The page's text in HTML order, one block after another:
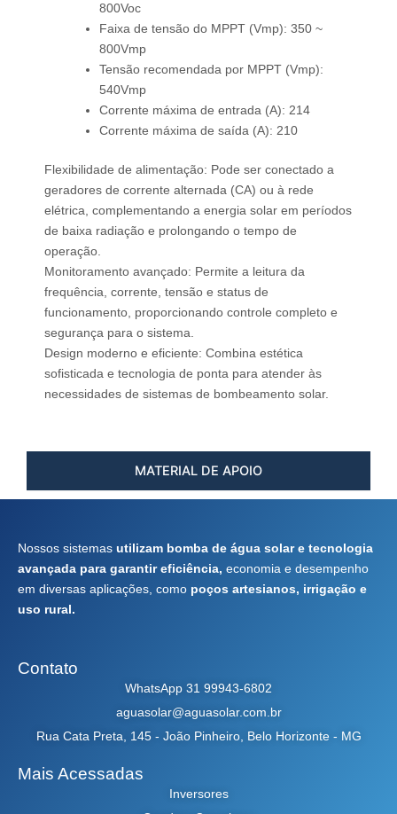
MATERIAL DE APOIO
800Voc
Faixa de tensão do MPPT (Vmp): 350 ~
800Vmp
Tensão recomendada por MPPT (Vmp):
540Vmp
Corrente máxima de entrada (A): 214
Corrente máxima de saída (A): 210
Flexibilidade de alimentação: Pode ser conectado a
geradores de corrente alternada (CA) ou à rede
elétrica, complementando a energia solar em períodos
de baixa radiação e prolongando o tempo de
operação.
Monitoramento avançado: Permite a leitura da
frequência, corrente, tensão e status de
funcionamento, proporcionando controle completo e
segurança para o sistema.
Design moderno e eficiente: Combina estética
sofisticada e tecnologia de ponta para atender às
necessidades de sistemas de bombeamento solar.
Nossos sistemas utilizam bomba de água solar e tecnologia
avançada para garantir eficiência, economia e desempenho
em diversas aplicações, como poços artesianos, irrigação e
uso rural.
Contato
WhatsApp 31 99943-6802
aguasolar@aguasolar.com.br
Rua Cata Preta, 145 - João Pinheiro, Belo Horizonte - MG
Mais Acessadas
Inversores